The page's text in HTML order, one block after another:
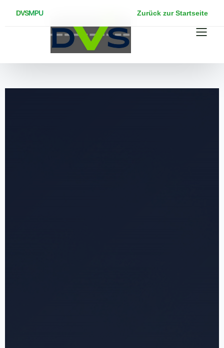
DVSMPU Zurück zur Startseite